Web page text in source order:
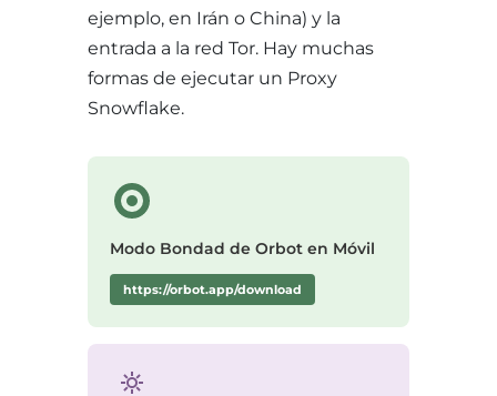
ejemplo, en Irán o China) y la
entrada a la red Tor. Hay muchas
formas de ejecutar un Proxy
Snowflake.
Modo Bondad de Orbot en Móvil
https://orbot.app/download